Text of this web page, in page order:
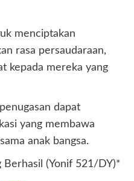
menciptakan
rasa persaudaraan,
kepada mereka yang
dapat
yang membawa
anak bangsa.
(Yonif 521/DY)*